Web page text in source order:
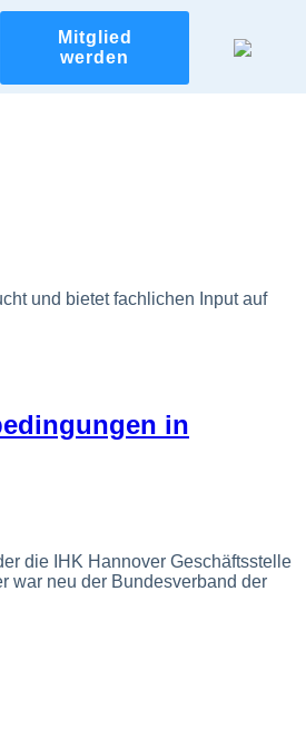
Mitglied
werden
und bietet fachlichen Input auf
in
die IHK Hannover Geschäftsstelle
war neu der Bundesverband der